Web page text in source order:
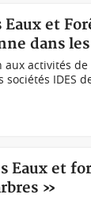
Eaux et
dans
aux activités
IDES
Eaux et
»